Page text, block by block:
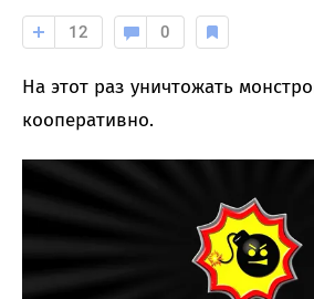
12 0
На этот раз уничтожать
кооперативно.